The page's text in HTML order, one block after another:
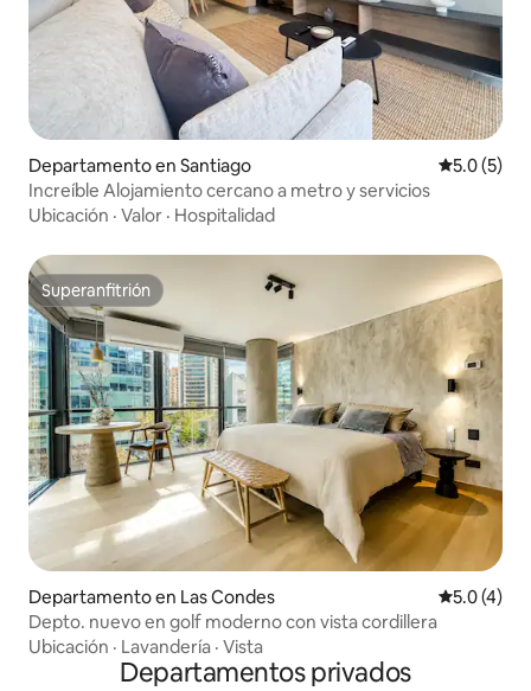
Departamento en Santiago
5.0 (5)
Increíble Alojamiento cercano a metro y servicios
Ubicación · Valor · Hospitalidad
Superanfitrión
Superanfitrión
Departamento en Las Condes
5.0 (4)
Depto. nuevo en golf moderno con vista cordillera
Ubicación · Lavandería · Vista
Departamentos privados